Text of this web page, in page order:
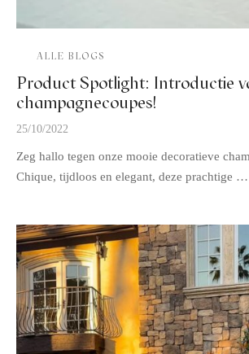
ALLE BLOGS
Product Spotlight: Introductie
champagnecoupes!
25/10/2022
Zeg hallo tegen onze mooie decoratieve
Chique, tijdloos en elegant, deze prachtige …